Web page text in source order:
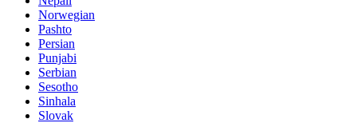
Norwegian
Pashto
Persian
Punjabi
Serbian
Sesotho
Sinhala
Slovak